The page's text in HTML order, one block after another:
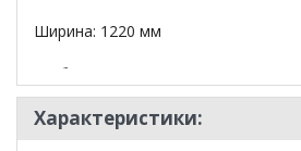
Ширина: 1220 мм
Глубина: 770 мм
Высота: 870 мм
Характеристики: